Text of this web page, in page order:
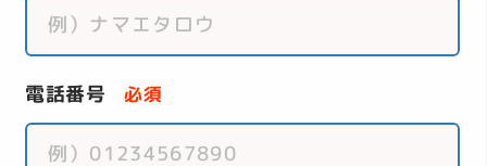
電話番号 必須